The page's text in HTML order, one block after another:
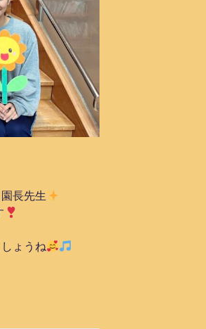
園長先生
ょうね